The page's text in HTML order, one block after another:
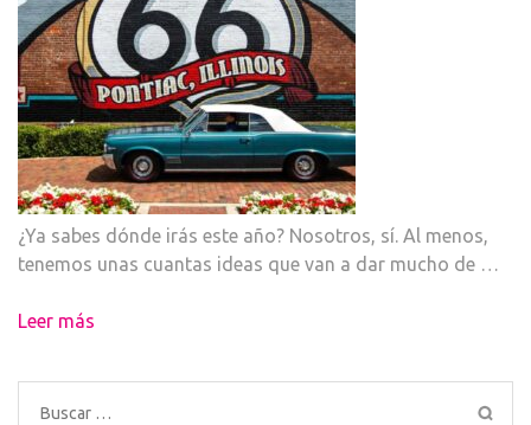
¿Ya sabes dónde irás este año? Nosotros, sí. Al menos,
tenemos unas cuantas ideas que van a dar mucho de …
Leer más
Buscar: